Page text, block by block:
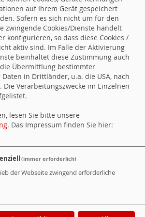
Bei uns vor Ort
WebsoziCMS Cookie-Manager
auf Ihrem Gerät gespeichert
Sofern es sich nicht um für den
zwingende Cookies/Dienste handelt
konfigurieren, so dass diese Cookies /
aktiv sind. Im Falle der Aktivierung
beinhaltet diese Zustimmung auch
Übermittlung bestimmter
in Drittländer, u.a. die USA, nach
Die Verarbeitungszwecke im Einzelnen
lesen Sie bitte unsere
. Das Impressum finden Sie hier:
(immer erforderlich)
der Webseite zwingend erforderliche